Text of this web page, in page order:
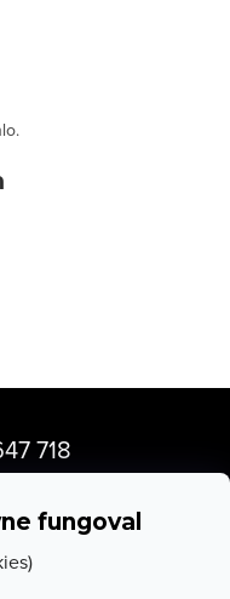
fungoval
718